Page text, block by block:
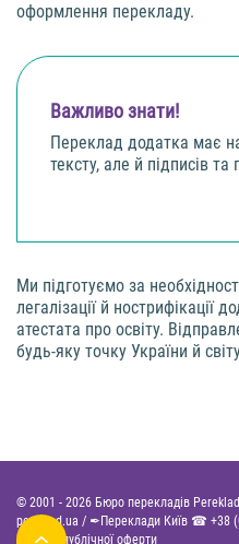
оформлення перекладу.
Важливо знати!
Переклад додатка має
тексту, але й підписів та
Ми підготуємо за
легалізації й нострифікації
атестата про освіту.
будь-яку точку України й
© 2001 - 2026 Бюро перекладів
pereklad.ua / ✒Переклади Київ ☎ +38
Договір публічної оферти